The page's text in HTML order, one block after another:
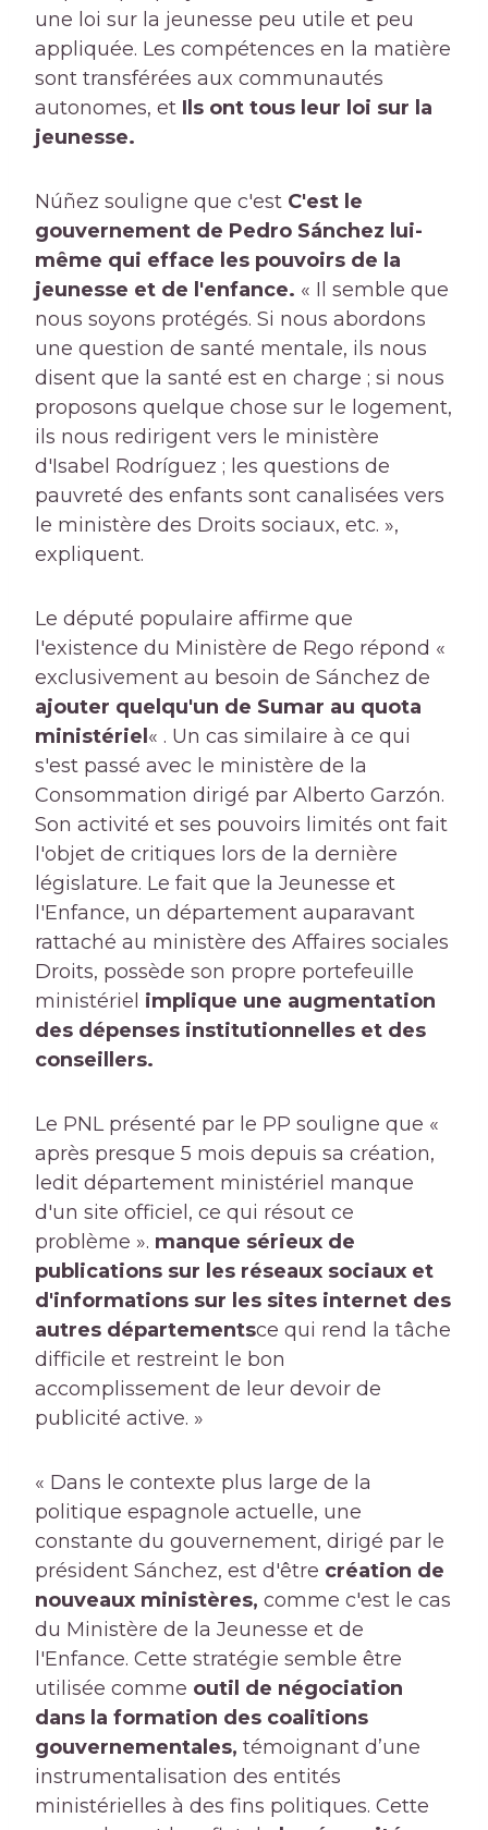
une loi sur la jeunesse peu utile et peu
appliquée. Les compétences en la matière
sont transférées aux communautés
autonomes, et Ils ont tous leur loi sur la
jeunesse.
Núñez souligne que c'est C'est le
gouvernement de Pedro Sánchez lui-
même qui efface les pouvoirs de la
jeunesse et de l'enfance. « Il semble que
nous soyons protégés. Si nous abordons
une question de santé mentale, ils nous
disent que la santé est en charge ; si nous
proposons quelque chose sur le logement,
ils nous redirigent vers le ministère
d'Isabel Rodríguez ; les questions de
pauvreté des enfants sont canalisées vers
le ministère des Droits sociaux, etc. »,
expliquent.
Le député populaire affirme que
l'existence du Ministère de Rego répond «
exclusivement au besoin de Sánchez de
ajouter quelqu'un de Sumar au quota
ministériel« . Un cas similaire à ce qui
s'est passé avec le ministère de la
Consommation dirigé par Alberto Garzón.
Son activité et ses pouvoirs limités ont fait
l'objet de critiques lors de la dernière
législature. Le fait que la Jeunesse et
l'Enfance, un département auparavant
rattaché au ministère des Affaires sociales
Droits, possède son propre portefeuille
ministériel implique une augmentation
des dépenses institutionnelles et des
conseillers.
Le PNL présenté par le PP souligne que «
après presque 5 mois depuis sa création,
ledit département ministériel manque
d'un site officiel, ce qui résout ce
problème ». manque sérieux de
publications sur les réseaux sociaux et
d'informations sur les sites internet des
autres départementsce qui rend la tâche
difficile et restreint le bon
accomplissement de leur devoir de
publicité active. »
« Dans le contexte plus large de la
politique espagnole actuelle, une
constante du gouvernement, dirigé par le
président Sánchez, est d'être création de
nouveaux ministères, comme c'est le cas
du Ministère de la Jeunesse et de
l'Enfance. Cette stratégie semble être
utilisée comme outil de négociation
dans la formation des coalitions
gouvernementales, témoignant d’une
instrumentalisation des entités
ministérielles à des fins politiques. Cette